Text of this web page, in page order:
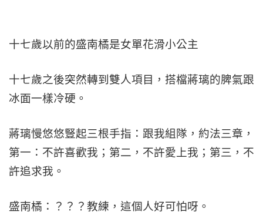
十七歲以前的盛南橘是女單花滑小公主
十七歲之後突然轉到雙人項目，搭檔蔣璃的脾氣跟
冰面一樣冷硬。
蔣璃慢悠悠豎起三根手指：跟我組隊，約法三章，
第一：不許喜歡我；第二，不許愛上我；第三，不
許追求我。
盛南橘：？？？教練，這個人好可怕呀。